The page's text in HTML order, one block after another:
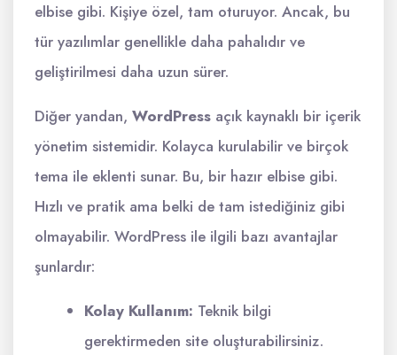
elbise gibi. Kişiye özel, tam oturuyor. Ancak, bu
tür yazılımlar genellikle daha pahalıdır ve
geliştirilmesi daha uzun sürer.
Diğer yandan, WordPress açık kaynaklı bir içerik
yönetim sistemidir. Kolayca kurulabilir ve birçok
tema ile eklenti sunar. Bu, bir hazır elbise gibi.
Hızlı ve pratik ama belki de tam istediğiniz gibi
olmayabilir. WordPress ile ilgili bazı avantajlar
şunlardır:
Kolay Kullanım: Teknik bilgi
gerektirmeden site oluşturabilirsiniz.